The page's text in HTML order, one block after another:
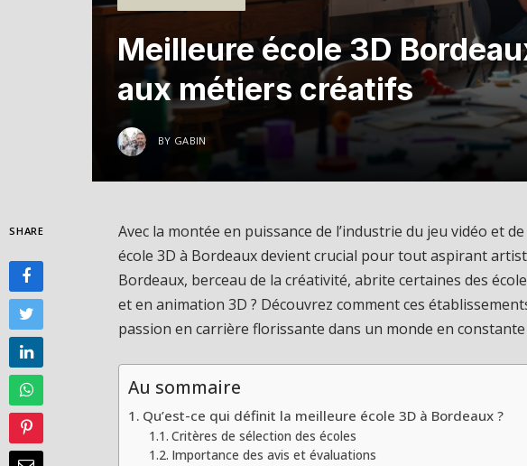
Meilleure école 3D
aux métiers créatifs
BY GABIN
SHARE
Avec la montée en puissance de l’industrie du jeu vidéo et
école 3D à Bordeaux devient crucial pour tout aspirant
Bordeaux, berceau de la créativité, abrite certaines des
et en animation 3D ? Découvrez comment ces
passion en carrière florissante dans un monde en
Au sommaire
Qu’est-ce qui définit la meilleure école 3D à Bordeaux ?
Critères de sélection des écoles
Importance des avis et évaluations